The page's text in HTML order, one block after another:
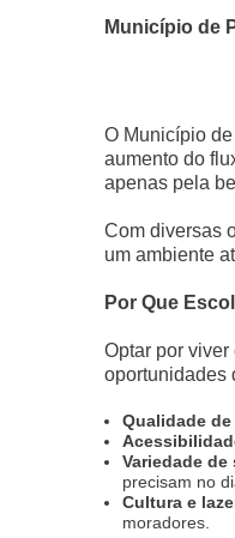
Município de
O Município
aumento do
apenas pela
Com diversas
um ambiente
Por Que
Optar por
oportunidades
Qualidade
Variedade de
precisam no
Cultura e
moradores.